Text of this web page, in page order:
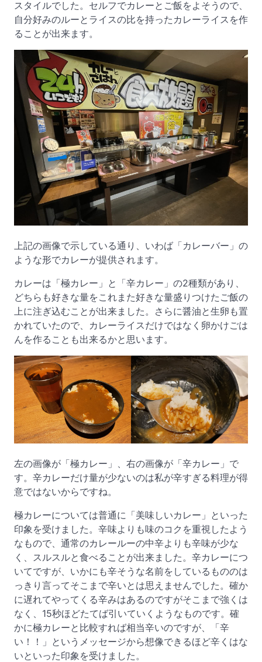
スタイルでした。セルフでカレーとご飯をよそうので、
自分好みのルーとライスの比を持ったカレーライスを作
ることが出来ます。
上記の画像で示している通り、いわば「カレーバー」の
ような形でカレーが提供されます。
カレーは「極カレー」と「辛カレー」の2種類があり、
どちらも好きな量をこれまた好きな量盛りつけたご飯の
上に注ぎ込むことが出来ました。さらに醤油と生卵も置
かれていたので、カレーライスだけではなく卵かけごは
んを作ることも出来るかと思います。
左の画像が「極カレー」、右の画像が「辛カレー」で
す。辛カレーだけ量が少ないのは私が辛すぎる料理が得
意ではないからですね。
極カレーについては普通に「美味しいカレー」といった
印象を受けました。辛味よりも味のコクを重視したよう
なもので、通常のカレールーの中辛よりも辛味が少な
く、スルスルと食べることが出来ました。辛カレーにつ
いてですが、いかにも辛そうな名前をしているもののは
っきり言ってそこまで辛いとは思えませんでした。確か
に遅れてやってくる辛みはあるのですがそこまで強くは
なく、15秒ほどたてば引いていくようなものです。確
かに極カレーと比較すれば相当辛いのですが、「辛
い！！」というメッセージから想像できるほど辛くはな
いといった印象を受けました。